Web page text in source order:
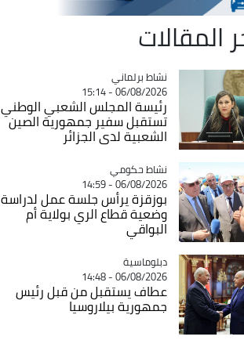
المقالات
Catégorie
نشاط برلماني
06/08/2026 - 15:14
رئيسة المجلس الشعبي الوطني
تستقبل سفير جمهورية الصين
الشعبية لدى الجزائر
Catégorie
نشاط حكومي
06/08/2026 - 14:59
بوزقزة يرأس جلسة عمل لدراسة
وضعية قطاع الري بولاية أم
البواقي
Catégorie
دبلوماسية
06/08/2026 - 14:48
عطاف يستقبل من قبل رئيس
جمهورية بيلاروسيا